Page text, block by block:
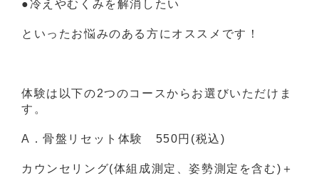
●冷えやむくみを解消したい
といったお悩みのある方にオススメです！
体験は以下の2つのコースからお選びいただけま
す。
A．骨盤リセット体験 550円(税込)
カウンセリング(体組成測定、姿勢測定を含む)＋